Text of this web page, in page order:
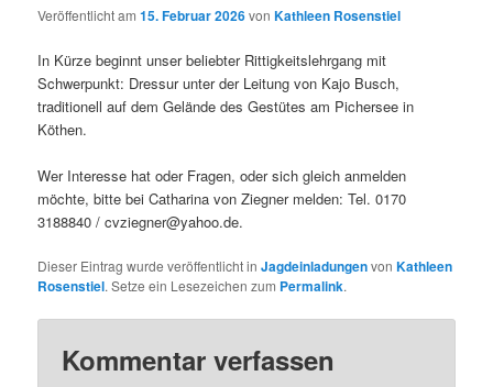
Veröffentlicht am15. Februar 2026vonKathleen Rosenstiel
In Kürze beginnt unser beliebter Rittigkeitslehrgang mit
Schwerpunkt: Dressur unter der Leitung von Kajo Busch,
traditionell auf dem Gelände des Gestütes am Pichersee in
Köthen.
Wer Interesse hat oder Fragen, oder sich gleich anmelden
möchte, bitte bei Catharina von Ziegner melden: Tel. 0170
3188840 / cvziegner@yahoo.de.
Dieser Eintrag wurde veröffentlicht inJagdeinladungenvonKathleen
Rosenstiel. Setze ein Lesezeichen zum Permalink.
Kommentar verfassen